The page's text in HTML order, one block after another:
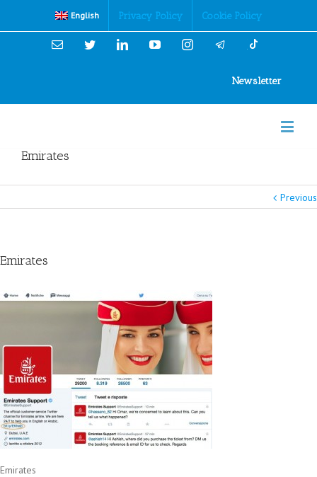
English Privacy Policy Cookie Policy
Email TwitterLinkedinYouTubeInstagram
Newsletter
Emirates
Previous
Emirates
Emirates
Cookies Policy